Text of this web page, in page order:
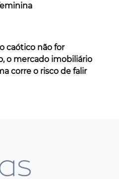
caótico não for
o mercado imobiliário
corre o risco de falir